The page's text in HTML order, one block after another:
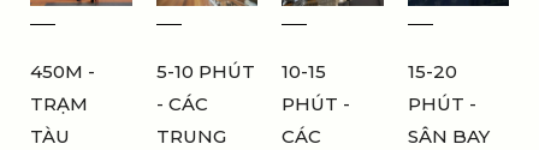
450M -
TRẠM
TÀU
5-10 PHÚT
- CÁC
TRUNG
10-15
PHÚT -
CÁC
15-20
PHÚT -
SÂN BAY